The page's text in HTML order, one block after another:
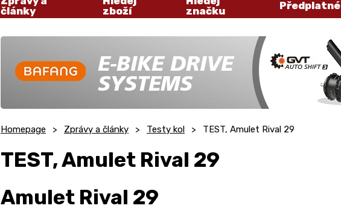
články
zboží
značku
Předplatné
Homepage Zprávy a články Testy kol TEST, Amulet Rival 29
TEST, Amulet Rival 29
Amulet Rival 29